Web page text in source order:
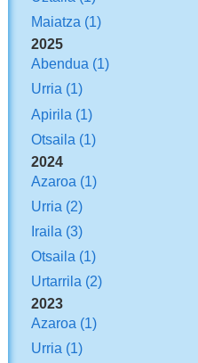
Maiatza (1)
2025
Abendua (1)
Urria (1)
Apirila (1)
Otsaila (1)
2024
Azaroa (1)
Urria (2)
Iraila (3)
Otsaila (1)
Urtarrila (2)
2023
Azaroa (1)
Urria (1)